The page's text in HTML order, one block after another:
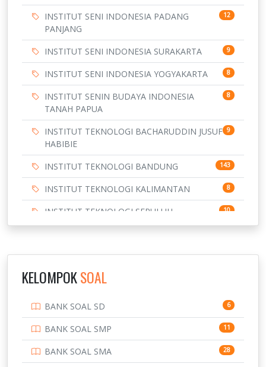
INSTITUT SENI INDONESIA PADANG
PANJANG
12
INSTITUT SENI INDONESIA SURAKARTA 9
INSTITUT SENI INDONESIA YOGYAKARTA 8
INSTITUT SENIN BUDAYA INDONESIA
TANAH PAPUA
8
INSTITUT TEKNOLOGI BACHARUDDIN JUSUF
HABIBIE
9
INSTITUT TEKNOLOGI BANDUNG 143
INSTITUT TEKNOLOGI KALIMANTAN 8
INSTITUT TEKNOLOGI SEPULUH
NOVEMBER
10
3
169
7
KELOMPOKSOAL
BANK SOAL SD 6
BANK SOAL SMP 11
BANK SOAL SMA 28